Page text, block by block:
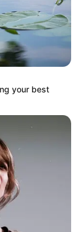
your best